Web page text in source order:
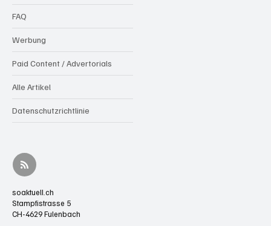
FAQ
Werbung
Paid Content / Advertorials
Alle Artikel
Datenschutzrichtlinie
soaktuell.ch
Stampfistrasse 5
CH-4629 Fulenbach